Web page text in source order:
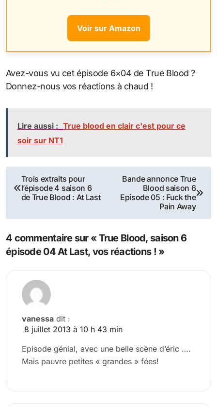
Voir sur Amazon
Avez-vous vu cet épisode 6×04 de True Blood ?
Donnez-nous vos réactions à chaud !
Lire aussi : True blood en clair c'est pour ce
soir sur NT1
Navigation
de
l’article
Trois extraits pour
l’épisode 4 saison 6
de True Blood : At Last
Bande annonce True
Blood saison 6
Episode 05 : Fuck the
Pain Away
4 commentaire sur « True Blood, saison 6
épisode 04 At Last, vos réactions ! »
vanessa dit :
8 juillet 2013 à 10 h 43 min
Episode génial, avec une belle scène d’éric ….
Mais pauvre petites « grandes » fées!